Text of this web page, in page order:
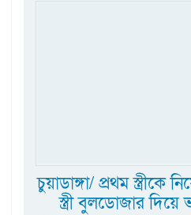
চুয়াডাঙ্গা/ প্রথম স্ত্রীকে
স্ত্রী বুলডোজার দিয়ে